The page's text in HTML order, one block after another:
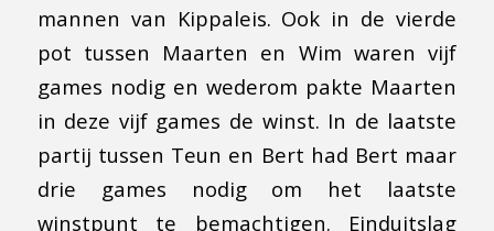
mannen van Kippaleis. Ook in de vierde
pot tussen Maarten en Wim waren vijf
games nodig en wederom pakte Maarten
in deze vijf games de winst. In de laatste
partij tussen Teun en Bert had Bert maar
drie games nodig om het laatste
winstpunt te bemachtigen. Einduitslag